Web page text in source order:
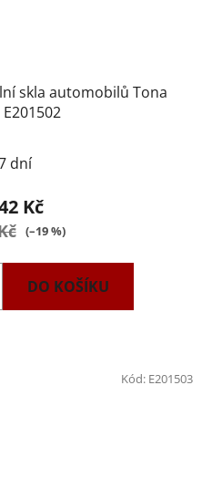
skla automobilů Tona
dní
Kč
(–19 %)
DO KOŠÍKU
Kód: E201503